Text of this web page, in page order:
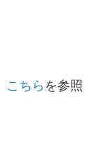
こちら を参照